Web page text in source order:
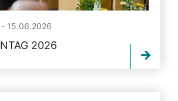
- 15.06.2026
2026